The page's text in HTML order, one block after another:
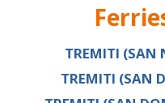
TREMITI (SAN
TREMITI (SAN